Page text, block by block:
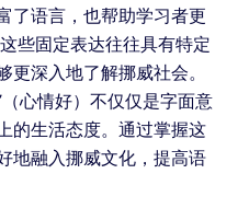
了语言，也帮助学习者更
些固定表达往往具有特定
更深入地了解挪威社会。
心情好）不仅仅是字面意
的生活态度。通过掌握这
地融入挪威文化，提高语